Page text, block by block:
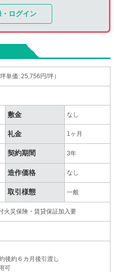
ログイン
単価: 25,756円/坪）
敷金 なし
礼金 1ヶ月
契約期間 3年
造作価格 なし
取引様態 一般
火災保険・賃貸保証加入要
後約６カ月後引渡し
可